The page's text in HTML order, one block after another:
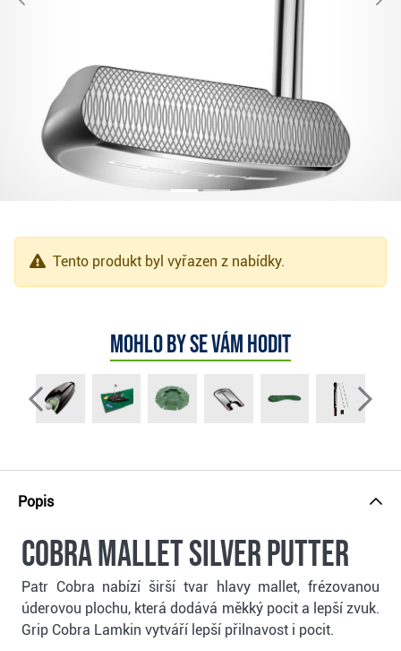
Tento produkt byl vyřazen z nabídky.
Mohlo by se vám hodit
Popis
Cobra Mallet Silver putter
Patr Cobra nabízí širší tvar hlavy mallet, frézovanou
úderovou plochu, která dodává měkký pocit a lepší zvuk.
Grip Cobra Lamkin vytváří lepší přilnavost i pocit.